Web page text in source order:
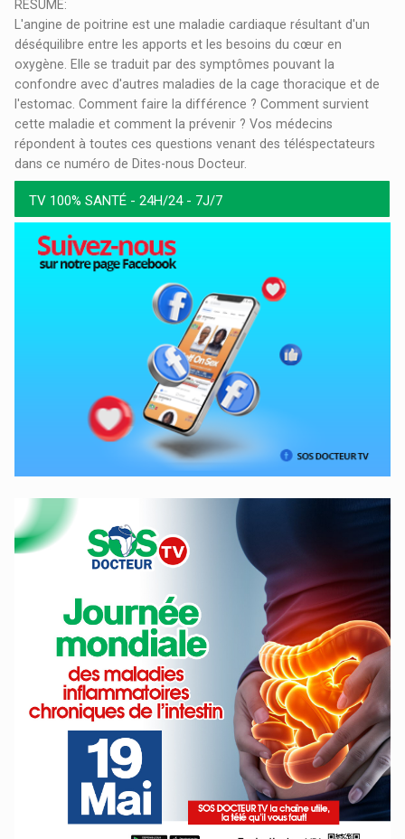
RESUME:
L'angine de poitrine est une maladie cardiaque résultant d'un
déséquilibre entre les apports et les besoins du cœur en
oxygène. Elle se traduit par des symptômes pouvant la
confondre avec d'autres maladies de la cage thoracique et de
l'estomac. Comment faire la différence ? Comment survient
cette maladie et comment la prévenir ? Vos médecins
répondent à toutes ces questions venant des téléspectateurs
dans ce numéro de Dites-nous Docteur.
TV 100% SANTÉ - 24H/24 - 7J/7